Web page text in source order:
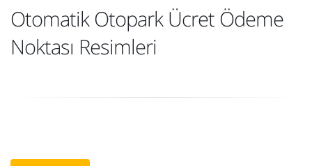
Otomatik Otopark Ücret Ödeme
Noktası Resimleri